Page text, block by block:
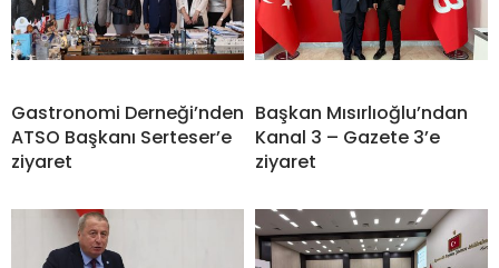
Gastronomi Derneği’nden
ATSO Başkanı Serteser’e
ziyaret
Başkan Mısırlıoğlu’ndan
Kanal 3 – Gazete 3’e
ziyaret